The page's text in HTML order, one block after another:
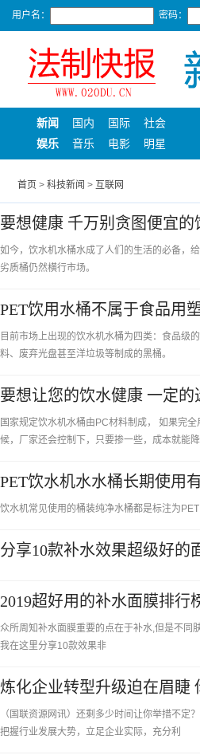
用户名： 密码：
新闻 国内 国际
社会
娱乐
音乐 电影 明星
首页 > 科技新闻 > 互联网
要想健康 千万别贪图便宜
如今，饮水机水桶水成了人们的生活的必备，
劣质桶仍然横行市场。
PET饮用水桶不属于食品用
目前市场上出现的饮水机水桶为四类：食品级
料、废弃光盘甚至洋垃圾等制成的黑桶。
要想让您的饮水健康 一定
国家规定饮水机水桶由PC材料制成， 如果完
候，厂家还会控制下，只要掺一些，成本就能降
PET饮水机水水桶长期使用
饮水机常见使用的桶装纯净水桶都是标注为
分享10款补水效果超级好的
2019超好用的补水面膜排行
众所周知补水面膜重要的点在于补水,但是不同
我在这里分享10款效果非
炼化企业转型升级迫在眉睫
（国联资源网讯）还剩多少时间让你举措不
把握行业发展大势，立足企业实际，充分利